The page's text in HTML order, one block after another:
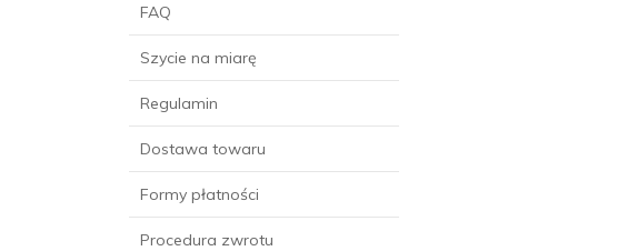
FAQ
Szycie na miarę
Regulamin
Dostawa towaru
Formy płatności
Procedura zwrotu